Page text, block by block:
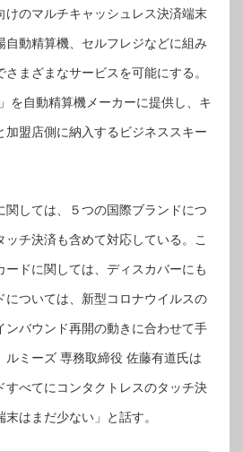
けのマルチキャッシュレス決済端末
自動精算機、セルフレジなどに組み
まざまなサービスを可能にする。
を自動精算機メーカーに提供し、キ
加盟店側に納入するビジネススキー
関しては、５つの国際ブランドにつ
チ決済も含めて対応している。こ
ードに関しては、ディスカバーにも
については、新型コロナウイルスの
ンバウンド再開の動きに合わせて手
ルミーズ 専務取締役 佐藤有道氏は
すべてにコンタクトレスのタッチ決
はまだ少ない」と話す。